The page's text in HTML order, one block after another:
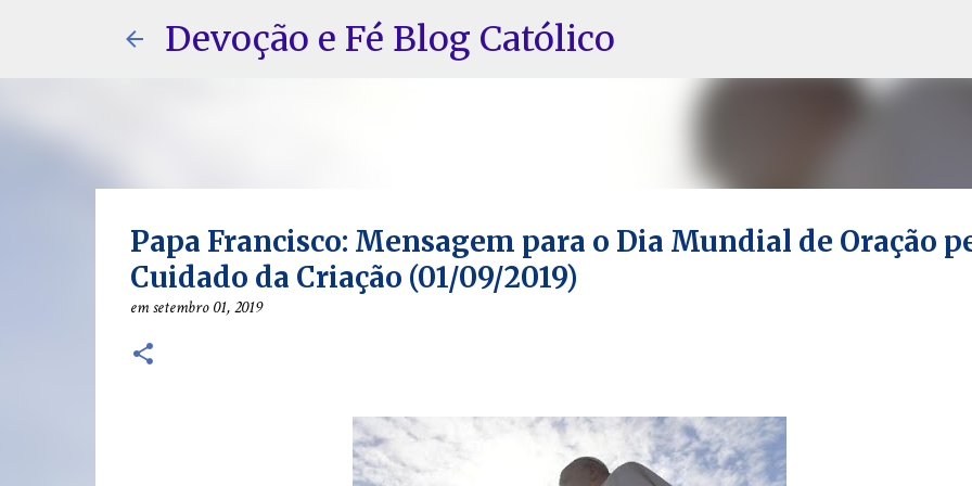
Pular para o conteúdo principal
Devoção e Fé Blog Católico
Papa Francisco: Mensagem para o Dia Mundial de Oração
Cuidado da Criação (01/09/2019)
emsetembro 01, 2019